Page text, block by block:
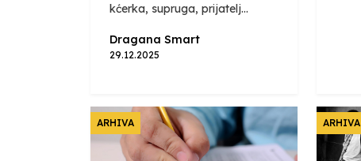
kćerka, supruga, prijatelj...
Dragana Smart
29.12.2025
ARHIVA ARHIVA